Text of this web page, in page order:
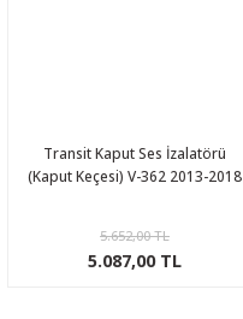
Transit Kaput Ses İzalatörü
(Kaput Keçesi) V-362 2013-2018
5.652,00 TL
5.087,00 TL